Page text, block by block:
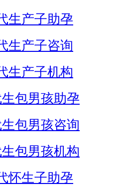
生产子助孕
生产子咨询
生产子机构
包男孩助孕
包男孩咨询
包男孩机构
怀生子助孕